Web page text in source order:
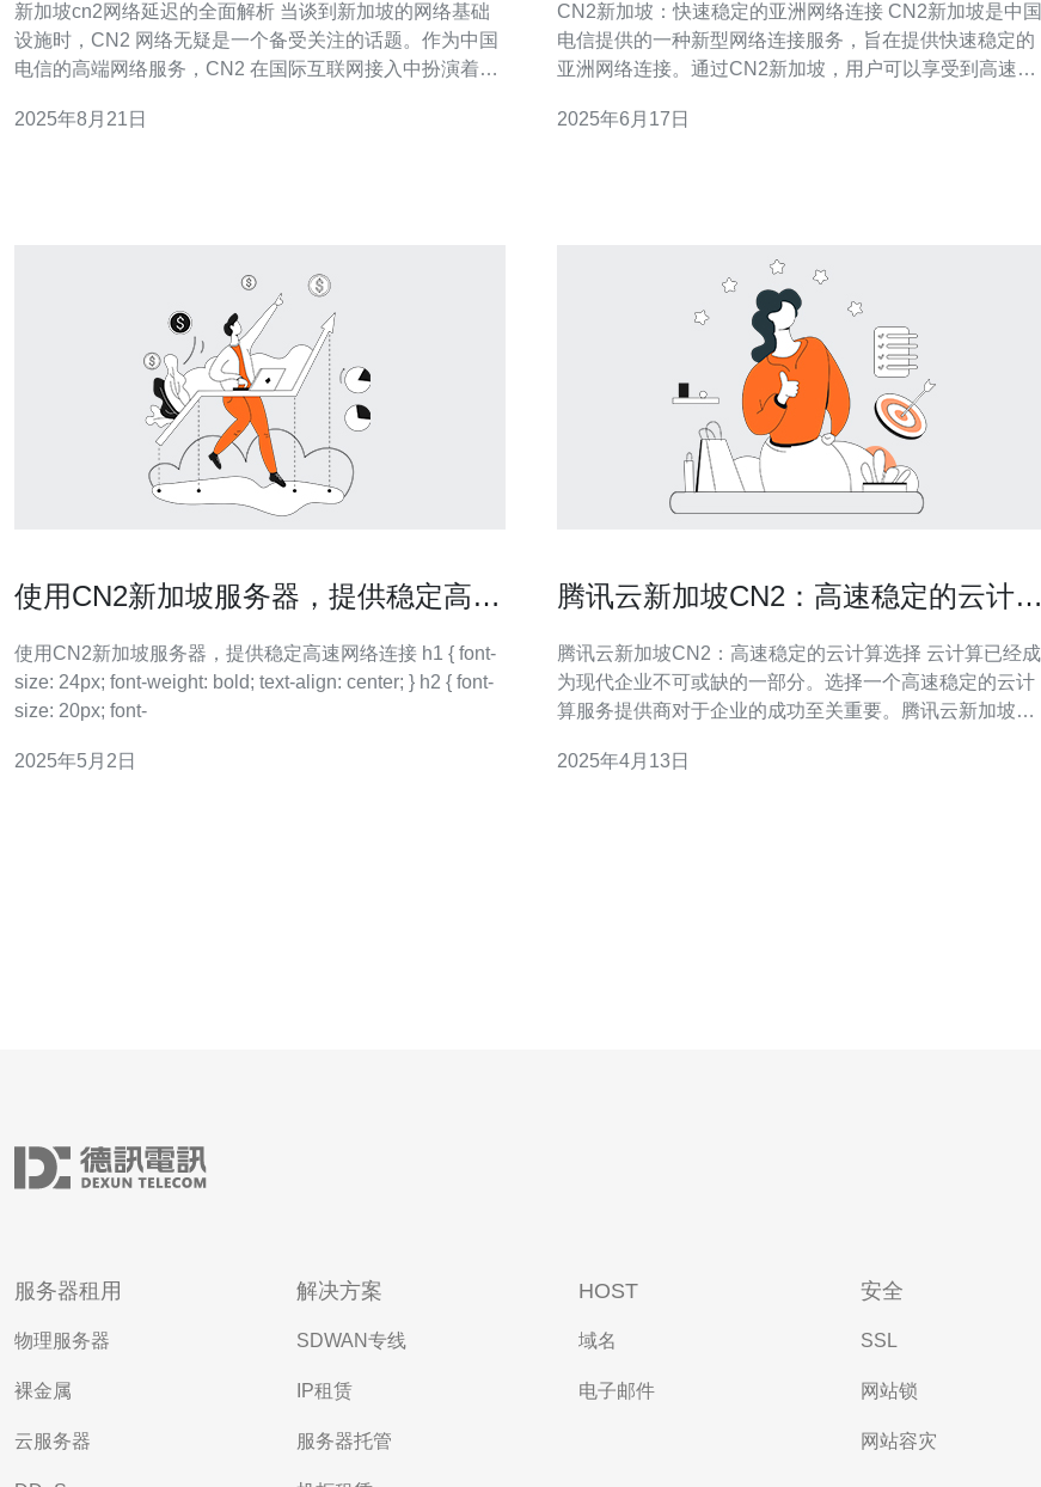
新加坡cn2网络延迟的全面解析 当谈到新加坡的网络基础
设施时，CN2 网络无疑是一个备受关注的话题。作为中国
电信的高端网络服务，CN2 在国际互联网接入中扮演着重
影响因素，帮助用户更好地理解如何优化网络性能。 以下
2025年8月21日
CN2新加坡：快速稳定的亚洲网络连接 CN2新加坡是中国
电信提供的一种新型网络连接服务，旨在提供快速稳定的
亚洲网络连接。通过CN2新加坡，用户可以享受到高速、
传统的网络连接方式相比，CN2新加坡具有以下优势： 快
2025年6月17日
使用CN2新加坡服务器，提供稳定高速
使用CN2新加坡服务器，提供稳定高速网络连接 h1 { font-
size: 24px; font-weight: bold; text-align: center; } h2 { font-
size: 20px; font-
2025年5月2日
腾讯云新加坡CN2：高速稳定的云计算
腾讯云新加坡CN2：高速稳定的云计算选择 云计算已经成
为现代企业不可或缺的一部分。选择一个高速稳定的云计
算服务提供商对于企业的成功至关重要。腾讯云新加坡
CN2的特点和优势。 腾讯云新加坡CN2是腾讯云在新加坡
2025年4月13日
服务器租用
物理服务器
裸金属
云服务器
解决方案
SDWAN专线
IP租赁
服务器托管
HOST
域名
电子邮件
安全
SSL
网站锁
网站容灾